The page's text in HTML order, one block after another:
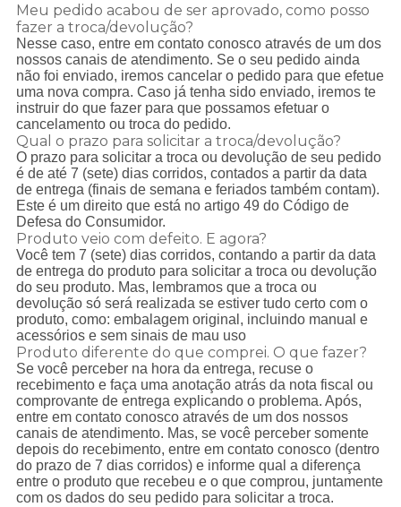
Meu pedido acabou de ser aprovado, como posso
fazer a troca/devolução?
Nesse caso, entre em contato conosco através de um dos
nossos canais de atendimento. Se o seu pedido ainda
não foi enviado, iremos cancelar o pedido para que efetue
uma nova compra. Caso já tenha sido enviado, iremos te
instruir do que fazer para que possamos efetuar o
cancelamento ou troca do pedido.
Qual o prazo para solicitar a troca/devolução?
O prazo para solicitar a troca ou devolução de seu pedido
é de até 7 (sete) dias corridos, contados a partir da data
de entrega (finais de semana e feriados também contam).
Este é um direito que está no artigo 49 do Código de
Defesa do Consumidor.
Produto veio com defeito. E agora?
Você tem 7 (sete) dias corridos, contando a partir da data
de entrega do produto para solicitar a troca ou devolução
do seu produto. Mas, lembramos que a troca ou
devolução só será realizada se estiver tudo certo com o
produto, como: embalagem original, incluindo manual e
acessórios e sem sinais de mau uso
Produto diferente do que comprei. O que fazer?
Se você perceber na hora da entrega, recuse o
recebimento e faça uma anotação atrás da nota fiscal ou
comprovante de entrega explicando o problema. Após,
entre em contato conosco através de um dos nossos
canais de atendimento. Mas, se você perceber somente
depois do recebimento, entre em contato conosco (dentro
do prazo de 7 dias corridos) e informe qual a diferença
entre o produto que recebeu e o que comprou, juntamente
com os dados do seu pedido para solicitar a troca.